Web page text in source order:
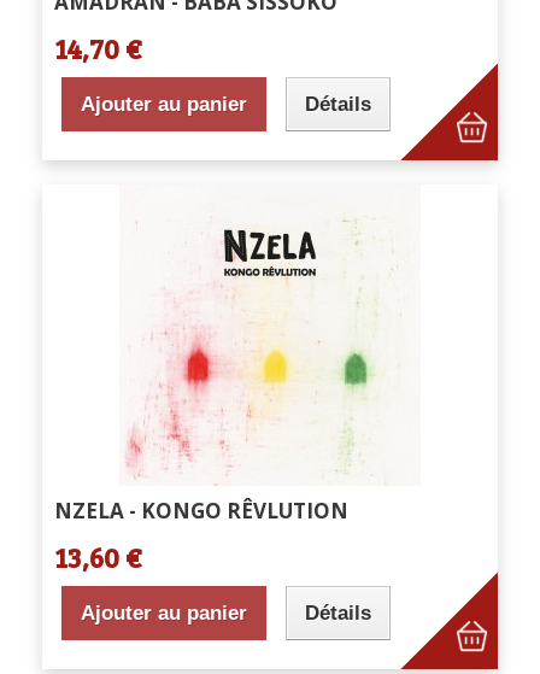
14,70 €
Ajouter au panier Détails
NZELA - KONGO RÊVLUTION
13,60 €
Ajouter au panier Détails